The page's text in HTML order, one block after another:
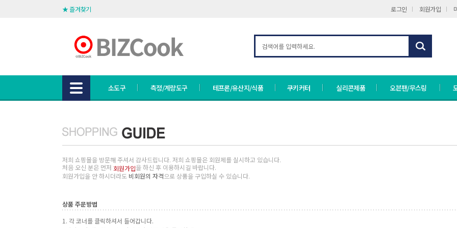
★ 즐겨찾기 로그인 회원가입
소도구 측정/계량도구 테프론/유산지/식품 쿠키커터 실리콘제품 오븐팬/무스링
저희 쇼핑몰을 방문해 주셔서 감사드립니다. 저희 쇼핑몰은 회원제를 실시하고 있습니다.
처음 오신 분은 먼저 회원가입을 하신 후 이용하시길 바랍니다.
회원가입을 안 하시더라도 비회원의 자격으로 상품을 구입하실 수 있습니다.
상품 주문방법
1. 각 코너를 클릭하셔서 들어갑니다.